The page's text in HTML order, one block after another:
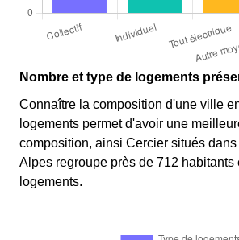
Nombre et type de logements
Connaître la composition d'une ville
logements permet d'avoir une
composition, ainsi Cercier situés
Alpes regroupe près de 712 habitants
logements.